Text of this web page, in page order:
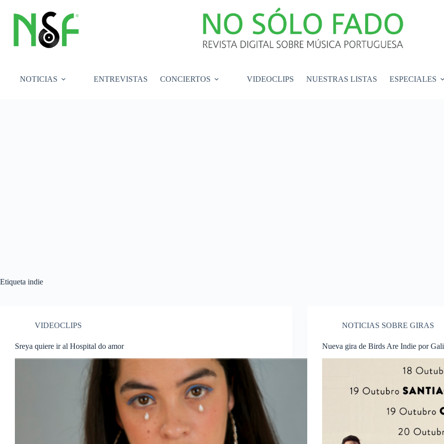
contenido
NOTICIAS ENTREVISTAS CONCIERTOS VIDEOCLIPS NUESTRAS LISTAS ESPECIALES
Etiqueta indie
VIDEOCLIPS
Sreya quiere ir al Hospital do amor
NOTICIAS SOBRE GIRAS
Nueva gira de Birds Are Indie por